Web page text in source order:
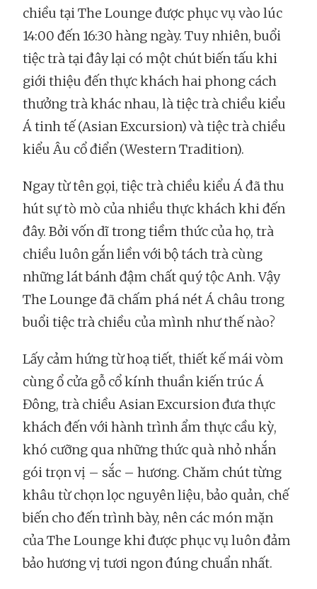
chiều tại The Lounge được phục vụ vào lúc
14:00 đến 16:30 hàng ngày. Tuy nhiên, buổi
tiệc trà tại đây lại có một chút biến tấu khi
giới thiệu đến thực khách hai phong cách
thưởng trà khác nhau, là tiệc trà chiều kiểu
Á tinh tế (Asian Excursion) và tiệc trà chiều
kiểu Âu cổ điển (Western Tradition).
Ngay từ tên gọi, tiệc trà chiều kiểu Á đã thu
hút sự tò mò của nhiều thực khách khi đến
đây. Bởi vốn dĩ trong tiềm thức của họ, trà
chiều luôn gắn liền với bộ tách trà cùng
những lát bánh đậm chất quý tộc Anh. Vậy
The Lounge đã chấm phá nét Á châu trong
buổi tiệc trà chiều của mình như thế nào?
Lấy cảm hứng từ hoạ tiết, thiết kế mái vòm
cùng ổ cửa gỗ cổ kính thuần kiến trúc Á
Đông, trà chiều Asian Excursion đưa thực
khách đến với hành trình ẩm thực cầu kỳ,
khó cưỡng qua những thức quà nhỏ nhắn
gói trọn vị – sắc – hương. Chăm chút từng
khâu từ chọn lọc nguyên liệu, bảo quản, chế
biến cho đến trình bày, nên các món mặn
của The Lounge khi được phục vụ luôn đảm
bảo hương vị tươi ngon đúng chuẩn nhất.